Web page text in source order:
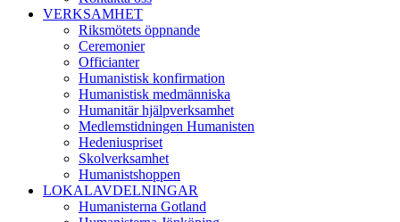
VERKSAMHET
Riksmötets öppnande
Ceremonier
Officianter
Humanistisk konfirmation
Humanistisk medmänniska
Humanitär hjälpverksamhet
Medlemstidningen Humanisten
Hedeniuspriset
Skolverksamhet
Humanistshoppen
LOKALAVDELNINGAR
Humanisterna Gotland